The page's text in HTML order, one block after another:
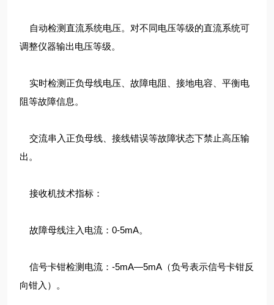
自动检测直流系统电压。对不同电压等级的直流系统可
调整仪器输出电压等级。
实时检测正负母线电压、故障电阻、接地电容、平衡电
阻等故障信息。
交流串入正负母线、接线错误等故障状态下禁止高压输
出。
接收机技术指标：
故障母线注入电流：0-5mA。
信号卡钳检测电流：-5mA—5mA（负号表示信号卡钳反
向钳入）。